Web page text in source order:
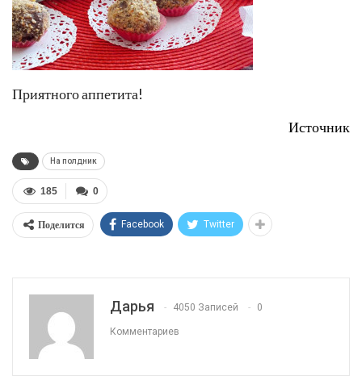
Приятного аппетита!
Источник
На полдник
0
185
Поделится Facebook Twitter
Дарья 4050 Записей 0
Комментариев